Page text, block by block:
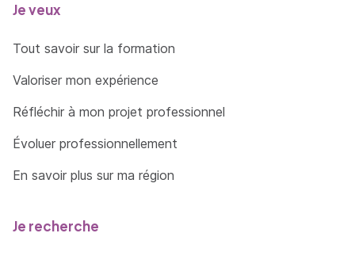
Je veux
Tout savoir sur la formation
Valoriser mon expérience
Réfléchir à mon projet professionnel
Évoluer professionnellement
En savoir plus sur ma région
Je recherche